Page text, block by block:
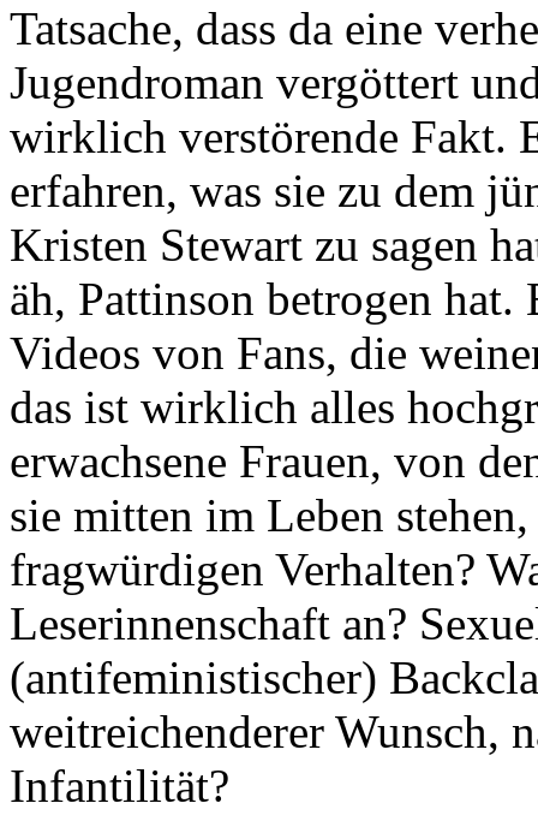
Tatsache, dass da eine
Jugendroman vergöttert
wirklich verstörende Fakt.
erfahren, was sie zu dem
Kristen Stewart zu sagen
äh, Pattinson betrogen
Videos von Fans, die
das ist wirklich alles
erwachsene Frauen, von
sie mitten im Leben
fragwürdigen Verhalten?
Leserinnenschaft an?
(antifeministischer)
weitreichenderer Wunsch,
Infantilität?